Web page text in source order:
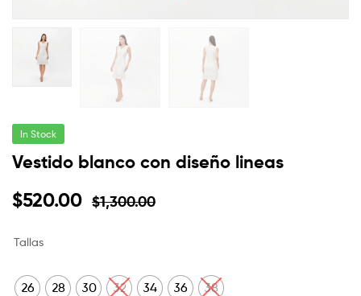
In Stock
Vestido blanco con diseño lineas
$1,300.00
$520.00
Tallas
26 28 30 32 34 36 38